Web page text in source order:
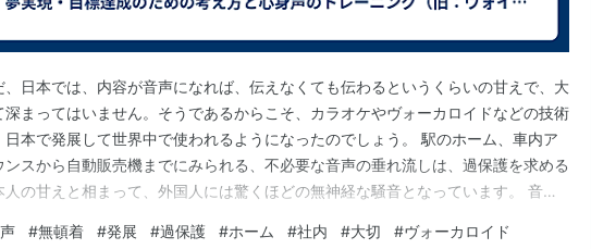
、日本では、内容が音声になれば、伝えなくても伝わるというくらいの甘えで、大
深まってはいません。そうであるからこそ、カラオケやヴォーカロイドなどの技術
日本で発展して世界中で使われるようになったのでしょう。 駅のホーム、車内ア
ンスから自動販売機までにみられる、不必要な音声の垂れ流しは、過保護を求める
人の甘えと相まって、外国人には驚くほどの無神経な騒音となっています。 音声
#無頓着 #発展 #過保護 #ホーム #社内 #大切 #ヴォーカロイド